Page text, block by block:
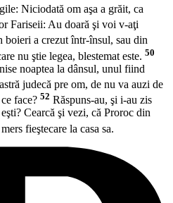
Niciodată om aşa a grăit, ca
Fariseii: Au doară şi voi v-aţi
boieri a crezut într-însul, sau din
nu ştie legea, blestemat este. 50
noaptea la dânsul, unul fiind
judecă pre om, de nu va auzi de
face? 52 Răspuns-au, şi i-au zis
Cearcă şi vezi, că Proroc din
fieştecare la casa sa.